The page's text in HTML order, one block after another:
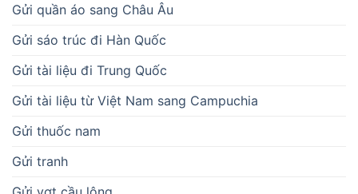
Gửi quần áo sang Châu Âu
Gửi sáo trúc đi Hàn Quốc
Gửi tài liệu đi Trung Quốc
Gửi tài liệu từ Việt Nam sang Campuchia
Gửi thuốc nam
Gửi tranh